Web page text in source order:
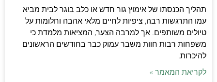
תהליך הכנסתו של אימוץ גור חדש או כלב בוגר לבית מביא
עמו התרגשות רבה, ציפיות לחיים מלאי אהבה וחלומות על
טיולים משותפים. אך למרבה הצער, המציאות מלמדת כי
משפחות רבות חוות משבר עמוק כבר בחודשים הראשונים
להיכרות.
לקריאת המאמר »